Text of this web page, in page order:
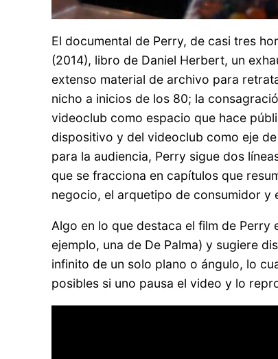
El documental de Perry, de casi tres
(2014), libro de Daniel Herbert, un
extenso material de archivo para
nicho a inicios de los 80; la
videoclub como espacio que hace
dispositivo y del videoclub como eje
para la audiencia, Perry sigue dos
que se fracciona en capítulos que
negocio, el arquetipo de consumidor y
Algo en lo que destaca el film de
ejemplo, una de De Palma) y sugiere
infinito de un solo plano o ángulo, lo
posibles si uno pausa el video y lo